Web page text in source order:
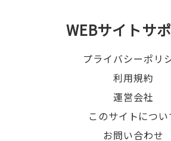
WEBサイトサ
プライバシーポリ
利用規約
運営会社
このサイトについ
お問い合わせ